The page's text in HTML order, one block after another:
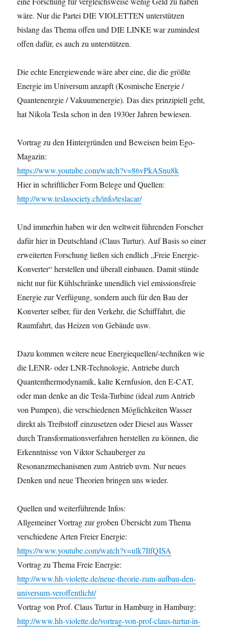
wäre. Nur die Partei DIE VIOLETTEN unterstützen
bislang das Thema offen und DIE LINKE war zumindest
offen dafür, es auch zu unterstützen.
Die echte Energiewende wäre aber eine, die die größte
Energie im Universum anzapft (Kosmische Energie /
Quantenenrgie / Vakuumenergie). Das dies prinzipiell geht,
hat Nikola Tesla schon in den 1930er Jahren bewiesen.
Vortrag zu den Hintergründen und Beweisen beim Ego-
Magazin:
https://www.youtube.com/watch?v=86vPkASnu8k
Hier in schriftlicher Form Belege und Quellen:
http://www.teslasociety.ch/info/teslacar/
Und immerhin haben wir den weltweit führenden Forscher
dafür hier in Deutschland (Claus Turtur). Auf Basis so einer
erweiterten Forschung ließen sich endlich „Freie Energie-
Konverter“ herstellen und überall einbauen. Damit stünde
nicht nur für Kühlschränke unendlich viel emissionsfreie
Energie zur Verfügung, sondern auch für den Bau der
Konverter selber, für den Verkehr, die Schifffahrt, die
Raumfahrt, das Heizen von Gebäude usw.
Dazu kommen weitere neue Energiequellen/-techniken wie
die LENR- oder LNR-Technologie, Antriebe durch
Quantenthermodynamik, kalte Kernfusion, den E-CAT,
oder man denke an die Tesla-Turbine (ideal zum Antrieb
von Pumpen), die verschiedenen Möglichkeiten Wasser
direkt als Treibstoff einzusetzen oder Diesel aus Wasser
durch Transformationsverfahren herstellen zu können, die
Erkenntnisse von Viktor Schauberger zu
Resonanzmechanismen zum Antrieb uvm. Nur neues
Denken und neue Theorien bringen uns wieder.
Quellen und weiterführende Infos:
Allgemeiner Vortrag zur groben Übersicht zum Thema
verschiedene Arten Freier Energie:
https://www.youtube.com/watch?v=ulk7IlfQISA
Vortrag zu Thema Freie Energie:
http://www.hh-violette.de/neue-theorie-zum-aufbau-den-
universum-veroffentlicht/
Vortrag von Prof. Claus Turtur in Hamburg in Hamburg:
http://www.hh-violette.de/vortrag-von-prof-claus-turtur-in-